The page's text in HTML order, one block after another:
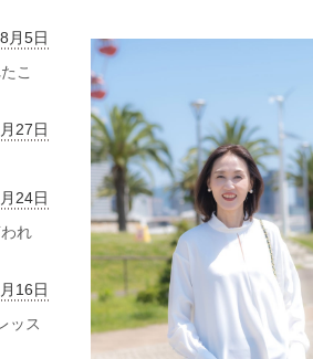
月5日
こ
27日
24日
れ
16日
ッス